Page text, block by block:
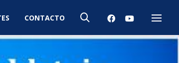
CONTACTO
Menú